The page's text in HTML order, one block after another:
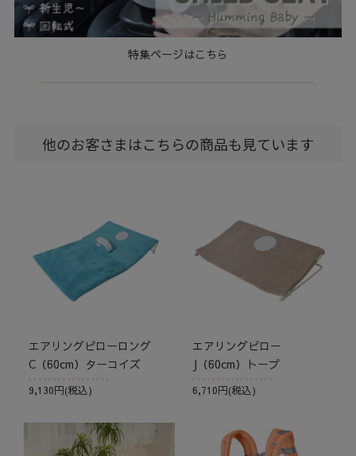
特集ページはこちら
他のお客さまはこちらの商品も見ています
エアリングピローロング
C（60cm）ターコイズ
9,130円(税込)
エアリングピロー
J（60cm）トープ
6,710円(税込)